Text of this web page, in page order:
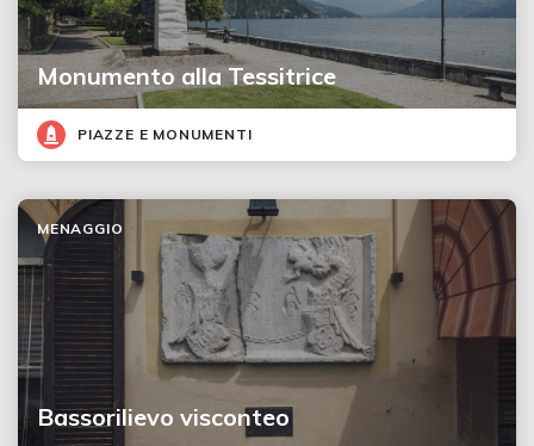
Monumento alla Tessitrice
PIAZZE E MONUMENTI
Bassorilievo visconteo
MENAGGIO